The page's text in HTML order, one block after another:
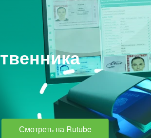
Смотреть на Rutube